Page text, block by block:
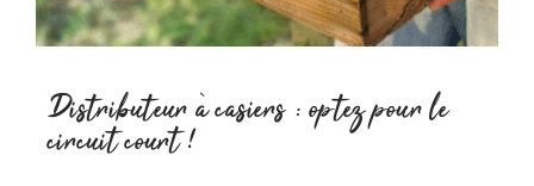
Distributeur à casiers : optez pour le
circuit court !